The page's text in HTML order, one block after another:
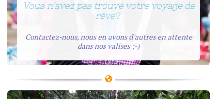
Vous n’avez pas trouvé votre voyage de
rêve?
Contactez-nous, nous en avons d’autres en attente
dans nos valises ;-)